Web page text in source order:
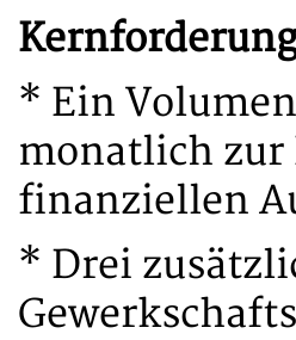
* Ein
monatlich zur
finanziellen
* Drei